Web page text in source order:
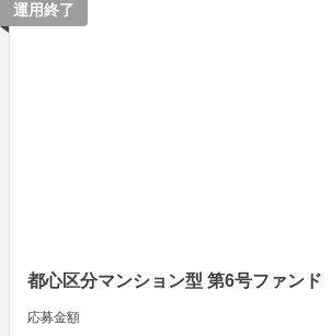
運用終了
都心区分マンション型 第6号ファンド
応募金額